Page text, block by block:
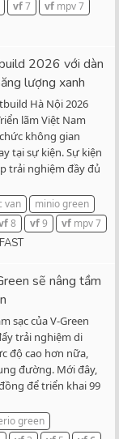
vf7 vf mpv 7
2026 với dàn
lượng xanh
Hà Nội 2026
lãm Việt Nam
không gian
tại sự kiện. Sự kiện
trải nghiệm đầy đủ
van
minio green
8 vf9 vf mpv 7
sẽ nâng tầm
sạc của V-Green
trải nghiệm di
độ cao hơn nữa,
đường. Mới đây,
để triển khai 99
green